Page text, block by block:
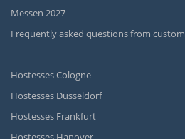
Messen 2027
Frequently asked questions from
Hostesses Cologne
Hostesses Düsseldorf
Hostesses Frankfurt